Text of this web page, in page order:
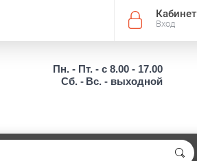
Кабинет
Вход
Пн. - Пт. - с 8.00 - 17.00
Сб. - Вс. - выходной